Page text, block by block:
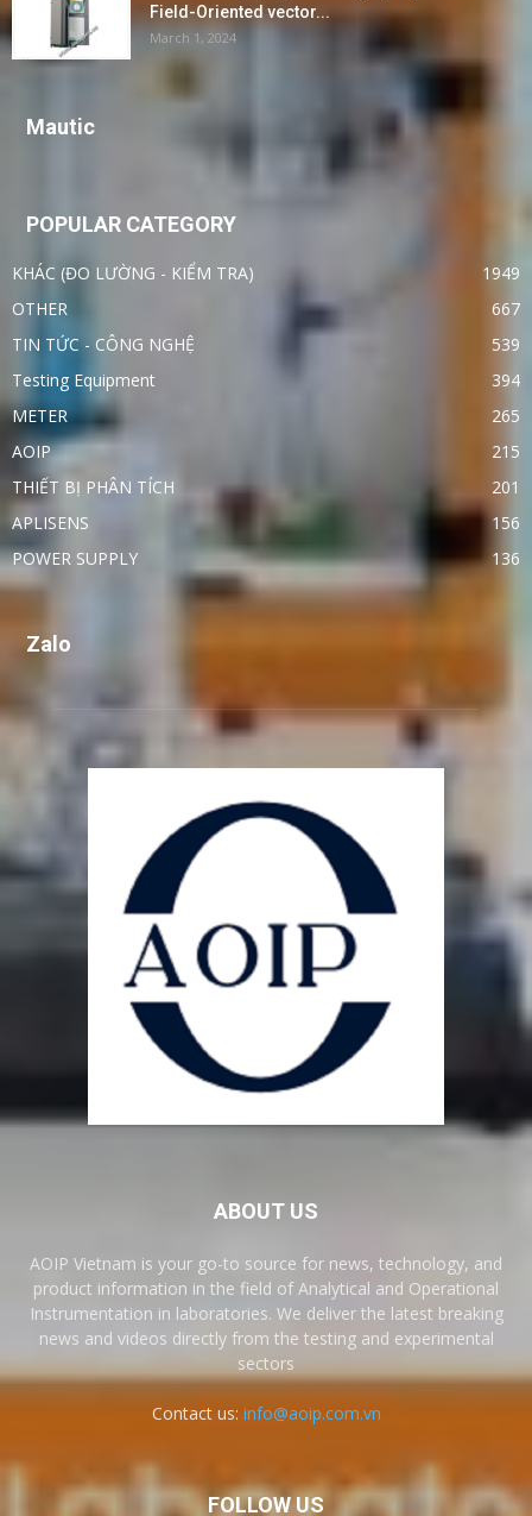
Field-Oriented vector...
March 1, 2024
Mautic
POPULAR CATEGORY
KHÁC (ĐO LƯỜNG - KIỂM TRA)
1949
OTHER
667
TIN TỨC - CÔNG NGHỆ
539
Testing Equipment
394
METER
265
AOIP
215
THIẾT BỊ PHÂN TÍCH
201
APLISENS
156
POWER SUPPLY
136
Zalo
ABOUT US
AOIP Vietnam is your go-to source for news, technology, and
product information in the field of Analytical and Operational
Instrumentation in laboratories. We deliver the latest breaking
news and videos directly from the testing and experimental
sectors
Contact us: info@aoip.com.vn
FOLLOW US